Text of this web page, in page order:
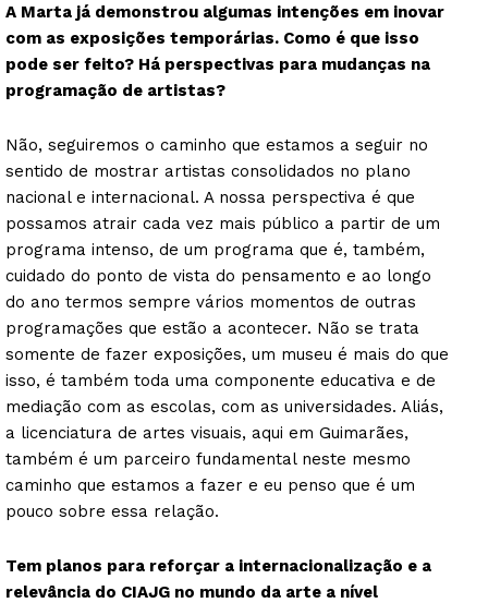
A Marta já demonstrou algumas intenções em inovar
com as exposições temporárias. Como é que isso
pode ser feito? Há perspectivas para mudanças na
programação de artistas?
Não, seguiremos o caminho que estamos a seguir no
sentido de mostrar artistas consolidados no plano
nacional e internacional. A nossa perspectiva é que
possamos atrair cada vez mais público a partir de um
programa intenso, de um programa que é, também,
cuidado do ponto de vista do pensamento e ao longo
do ano termos sempre vários momentos de outras
programações que estão a acontecer. Não se trata
somente de fazer exposições, um museu é mais do que
isso, é também toda uma componente educativa e de
mediação com as escolas, com as universidades. Aliás,
a licenciatura de artes visuais, aqui em Guimarães,
também é um parceiro fundamental neste mesmo
caminho que estamos a fazer e eu penso que é um
pouco sobre essa relação.
Tem planos para reforçar a internacionalização e a
relevância do CIAJG no mundo da arte a nível